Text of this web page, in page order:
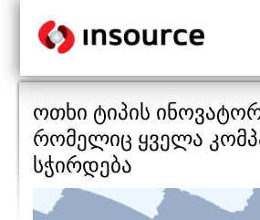
ოთხი ტიპის
რომელიც ყველა
სჭირდება